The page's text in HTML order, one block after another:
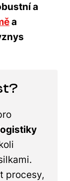
a
a
procesy,